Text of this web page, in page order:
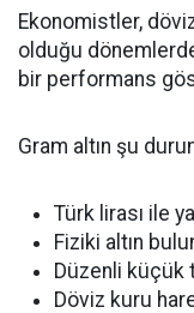
Ekonomistler,
olduğu
bir performans
Gram altın şu
Türk lirası ile
Fiziki altın
Düzenli küçük
Döviz kuru